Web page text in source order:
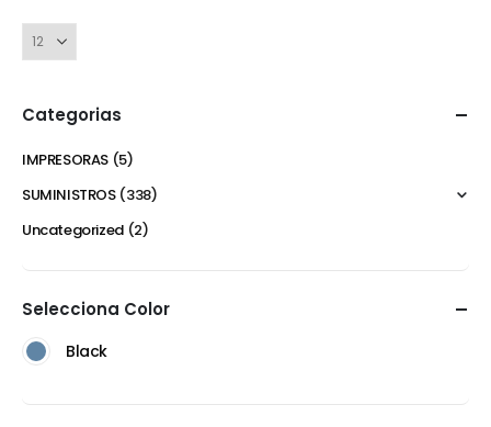
Categorias
IMPRESORAS (5)
SUMINISTROS (338)
Uncategorized (2)
Selecciona Color
Black